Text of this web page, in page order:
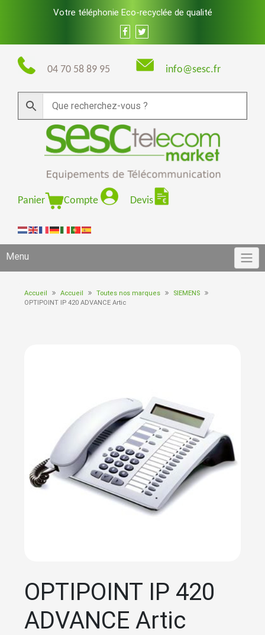
Votre téléphonie Eco-recyclée de qualité
04 70 58 89 95 info@sesc.fr
Panier Compte Devis
Menu
Accueil Accueil Toutes nos marques
SIEMENS
OPTIPOINT IP 420 ADVANCE Artic
OPTIPOINT IP 420
ADVANCE Artic